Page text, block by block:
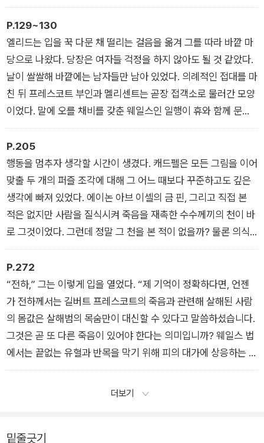
놓고 엄하게 감시했어요. 그렇게 전 그리피스 압 메일리르 삼촌
댁에서 사촌 엘리드와 형제처럼 성장했습니다. 그리피스 숙모는
오아인의 먼 친척이고, 삼촌 역시 내각에서 고위직을 차지한 인물
이에요. 오아인은 우리 모두를 아끼고 있으니, 만일 제가 이렇게
잡혀 있는 줄 알면 그냥 내버려두지 않을 겁니다.”
P.129~130
엘리드는 입을 꾹 다문 채 떨리는 걸음을 옮겨 그를 따라 바깥 마
당으로 나왔다. 당장은 여자들 걱정을 하지 않아도 될 것 같았다.
날이 쌀쌀해 바깥에는 남자들만 남아 있었다. 의례적인 접대를 마
친 뒤 프레스코트 부인과 멜리센트는 곧장 접객소로 물러간 모양
이었다. 말에 오를 채비를 갖춘 웨일스인 일행이 휴와 함께 문지
기실 부근에 모여 느긋하게 기다리고 있었다. 말들은 안장을 얹은
채 자갈밭을 짓밟으며 나직하게 울음소리를 내었다. 엘리스도 에
이논의 등자 옆에 서서 기다리고 있었는데, 고향으로 돌아가게 된
것이 그리 기쁘지 않은 듯 얼굴이 잔뜩 굳은 채였다. 캐드펠이 급
히 그쪽으로 향하자 모두가 그의 표정을 보고는 놀라 신경을 곤두
세웠다.
“나쁜 소식이오.” 캐드펠이 무뚝뚝하게 말했다. “장군, 당신의 노
고가 허사로 돌아갔구려. 출발을 잠시 연기해야 할 것 같소. 방금
진료소에서 나오는 길이오. 길버트 프레스코트가 사망했소.”
P.205
행동을 멈추자 생각할 시간이 생겼다. 캐드펠은 모든 그림을 이어
맞출 두 개의 퍼즐 조각에 대해 그 어느 때보다 꾸준하고도 깊은
생각에 빠져 있었다. 에이논 아브 이셀의 금 핀, 그리고 직접 본
적은 없지만 사람을 질식시켜 죽음을 재촉한 수수께끼의 천이 바
로 그것이었다. 그런데 정말 그 천을 본 적이 없을까? 물론 의식
하고 본 적은 없다. 그러나 그 물건은 틀림없이 이곳에 있었다. 여
기, 이 수도원의 진료소, 바로 그 병실에 말이다. 그리고 천을 찾
는 작업을 시작한 것도 바로 그날이었다. 죽음이 발견된 순간부터
는 수도원 정문이 폐쇄되어 그 누구도 밖으로 나갈 수 없었다. 그
렇다면 사건 이후 바깥출입이 자유로웠던 시간은 얼마나 될까?
수사들이 모두 식당으로 간 시각과 길버트의 죽음이 알려진 시점
사이에는 누구든 검문 없이 밖으로 나갈 수 있었을 것이다.
P.272
“전하,” 그는 이렇게 입을 열었다. “제 기억이 정확하다면, 언젠
가 전하께서는 길버트 프레스코트의 죽음과 관련해 살해된 사람
의 몸값은 살해범의 목숨만이 대신할 수 있다고 말씀하셨습니다.
그것은 곧 또 다른 죽음이 있어야 한다는 의미입니까? 웨일스 법
에서는 끝없는 유혈과 반목을 막기 위해 피의 대가에 상응하는 물
질적인 보상을 허용하고 있지요. 저로선 전하께서 굳이 웨일스 법
을 외면하고 노르만 법을 취하시리라 보지 않습니다만.”
음에 웨일스 법을 적용할 수도 없지. 게다가 재산이나 가축으로
더보기
밑줄긋기